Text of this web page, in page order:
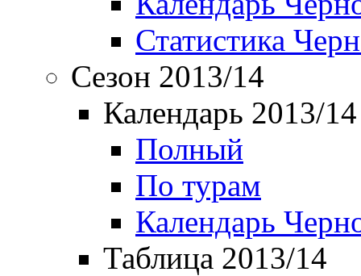
Статистика
Сезон 2013/14
Календарь 2013/14
Полный
По турам
Календарь
Таблица 2013/14